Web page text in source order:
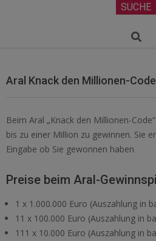
SUCHE
Search
Aral Knack den Millionen-
Beim Aral „Knack den Millionen-
bis zu einer Million zu gewinnen. Sie
Eingabe ob Sie gewonnen haben
Preise beim Aral-
1 x 1.000.000 Euro (Auszahlung in
11 x 100.000 Euro (Auszahlung in
111 x 10.000 Euro (Auszahlung in